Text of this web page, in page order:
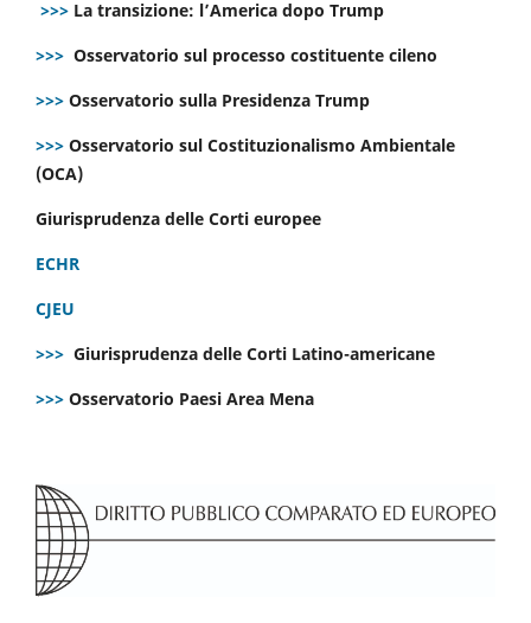
>>> La transizione: l’America dopo Trump
>>> Osservatorio sul processo costituente cileno
>>> Osservatorio sulla Presidenza Trump
>>> Osservatorio sul Costituzionalismo Ambientale
(OCA)
Giurisprudenza delle Corti europee
ECHR
CJEU
>>> Giurisprudenza delle Corti Latino-americane
>>> Osservatorio Paesi Area Mena